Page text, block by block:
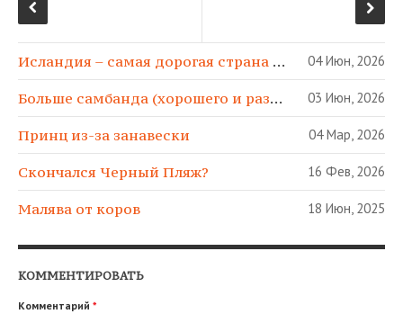
Исландия – самая дорогая страна в МИРЕ! 04 Июн, 2026
Больше самбанда (хорошего и разного)! 03 Июн, 2026
Принц из-за занавески 04 Мар, 2026
Скончался Черный Пляж? 16 Фев, 2026
Малява от коров 18 Июн, 2025
КОММЕНТИРОВАТЬ
Комментарий *